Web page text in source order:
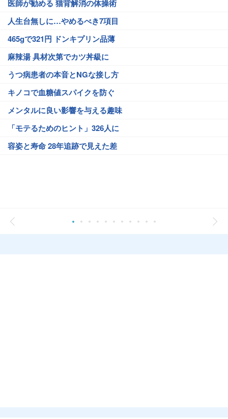
医師が勧める 猫背解消の体操術
人生台無しに…やめるべき7項目
465gで321円 ドンキプリン品薄
麻辣湯 具材次第でカツ丼級に
うつ病患者の本音とNGな接し方
キノコで血糖値スパイクを防ぐ
メンタルに良い影響を与える趣味
「モテるためのヒント」326人に
容姿と寿命 28年追跡で見えた差